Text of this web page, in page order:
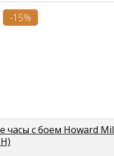
-15%
часы с боем Howard